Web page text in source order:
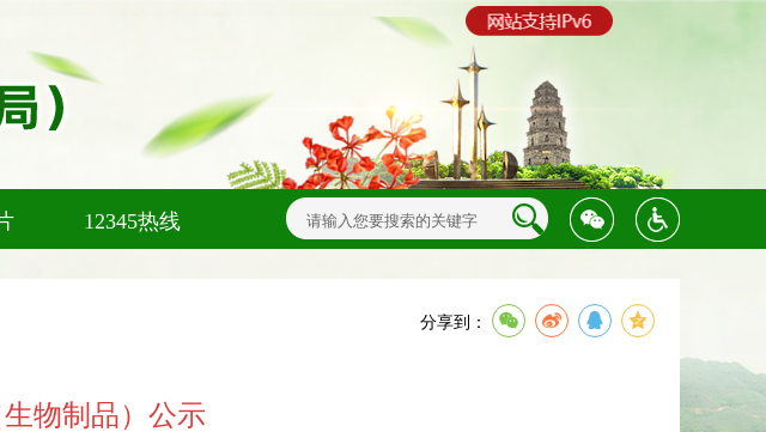
12345热线
分享到：
生物制品）公示